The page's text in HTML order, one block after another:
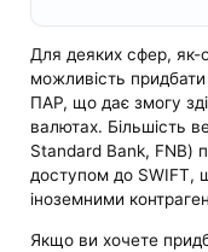
Для деяких сфер, як-
можливість
ПАР, що дає змогу
валютах. Більшість
Standard Bank, FNB)
доступом до SWIFT,
іноземними
Якщо ви хочете